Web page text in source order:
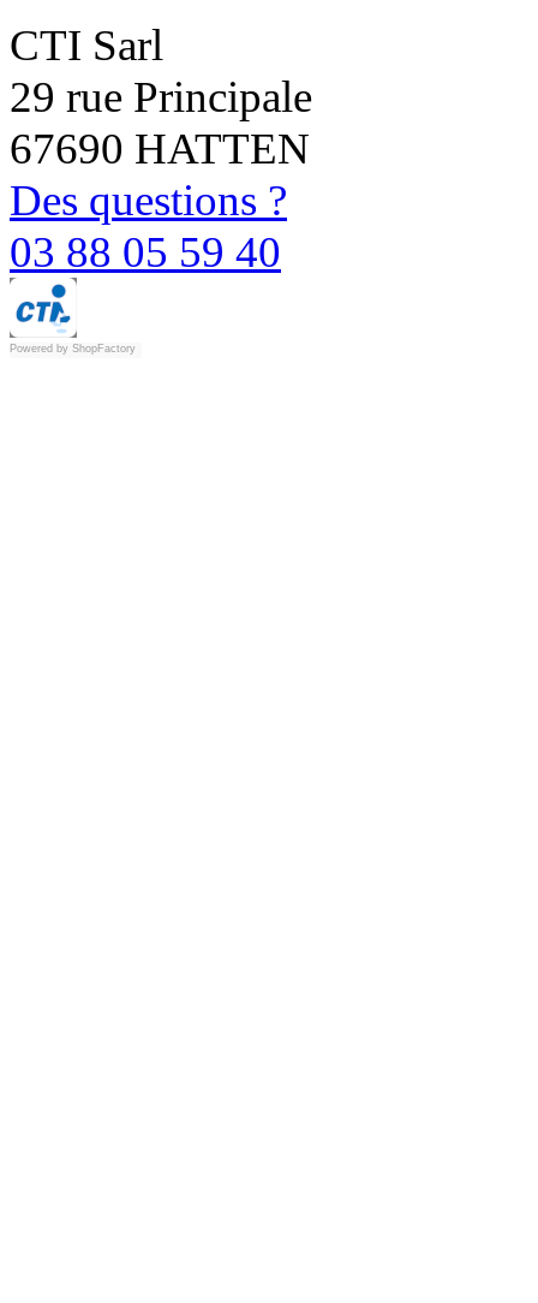
CTI Sarl
29 rue Principale
67690 HATTEN
Des questions ?
03 88 05 59 40
Powered by ShopFactory